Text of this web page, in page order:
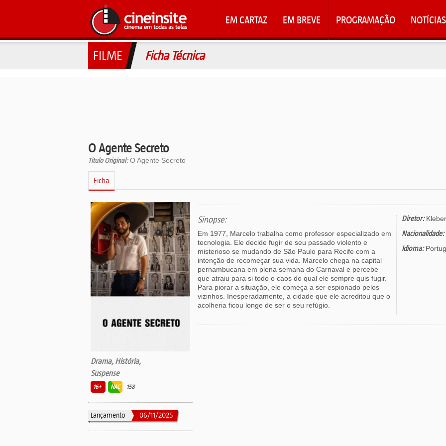
EM CARTAZ EM BREVE PROGRAMAÇÃO NOTÍCIAS
FILME Ficha Técnica
O Agente Secreto
Titulo Original:O Agente Secreto
Ficha
Drama, História,
Suspense
16+ NAC 158
Lançamento 06/11/2025
Sinopse:
Em 1977, Marcelo trabalha como professor especializado em
tecnologia. Ele decide fugir de seu passado violento e
misterioso se mudando de São Paulo para Recife com a
intenção de recomeçar sua vida. Marcelo chega na capital
pernambucana em plena semana do Carnaval e percebe
que atraiu para si todo o caos do qual ele sempre quis fugir.
Para piorar a situação, ele começa a ser espionado pelos
vizinhos. Inesperadamente, a cidade que ele acreditou que o
acolheria ficou longe de ser o seu refúgio.
Diretor:
Nacionalidade:
Idioma: